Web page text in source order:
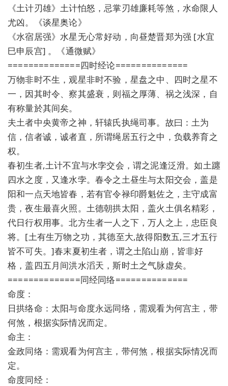
《土计刃雄》土计怕怒，忌掌刃雄廉耗等煞，水命限人
尤凶。《谈星奥论》
《水宿居强》水星无心常好动，向昼楚晋郑为强 [水宜
巳申辰宫] 。《通微赋》
==============四时经论==============
万物非时不生，观星非时不验，星盘之中、四时之星不
一，因其时令、察其盛衰，则福之厚薄、祸之浅深，自
有称量於其间矣。
夫土者中央黄帝之神，轩辕氏执绳司事。故曰：土为
信，信者诚，诚者直，所谓绳居五行之中，负载养育之
权。
春初生者,土计不宜与水孛交会，谓之泥逢泛滑。如土躔
四水之度，又逢水孛。春令之土昼生与太阳交会，盖是
阳和一点天地皆春，若有官令禄印爵魁佐之，主守成富
贵，夜生最喜火照。土德朝拱太阳，盖火土俱名精彩，
代日行权用事。北方生者一人之下，万人之上，忠臣良
将。[土有生万物之功，其德至大,故得阳数五,三才五行
皆不可失。]春末夏初生者，谓之土陷山崩，皆非好
格，盖四五月间洪水滔天，斯时土之气脉虚矣。
==============同经同络==============
命度：
日拱络命：太阳与命度永远同络，需观看为何宫主，带
何煞，根据实际情况而定。
命主：
金政同络：需观看为何宫主，带何煞，根据实际情况而
定。
命度同经：